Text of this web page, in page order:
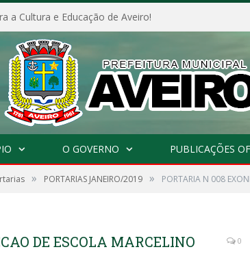
a Cultura e Educação de Aveiro!
O GOVERNO PUBLICAÇÕES
» PORTARIAS JANEIRO/2019 » PORTARIA N 008
DE ESCOLA MARCELINO
0